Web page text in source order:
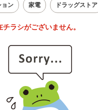
ョン 家電 ドラッグストア
ラシがございません。